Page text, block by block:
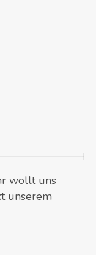
wollt uns
unserem